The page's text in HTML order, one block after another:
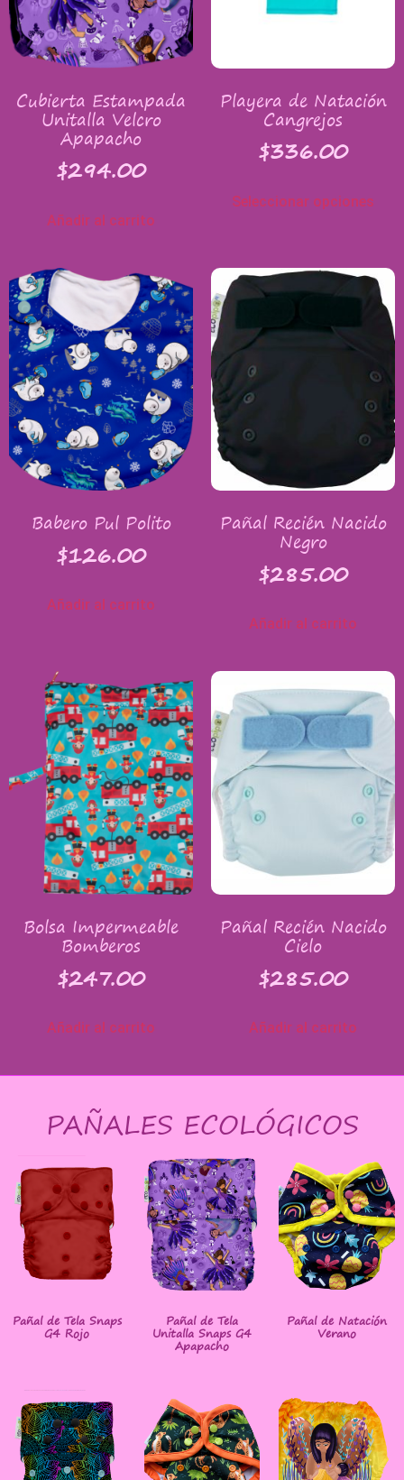
Cubierta Estampada
Unitalla Velcro
Apapacho
$294.00
Añadir al carrito
Playera de Natación
Cangrejos
$336.00
Seleccionar opciones
Babero Pul Polito
$126.00
Añadir al carrito
Pañal Recién Nacido
Negro
$285.00
Añadir al carrito
Bolsa Impermeable
Bomberos
$247.00
Añadir al carrito
Pañal Recién Nacido
Cielo
$285.00
Añadir al carrito
PAÑALES ECOLÓGICOS
Pañal de Tela Snaps
G4 Rojo
Pañal de Tela
Unitalla Snaps G4
Apapacho
Pañal de Natación
Verano